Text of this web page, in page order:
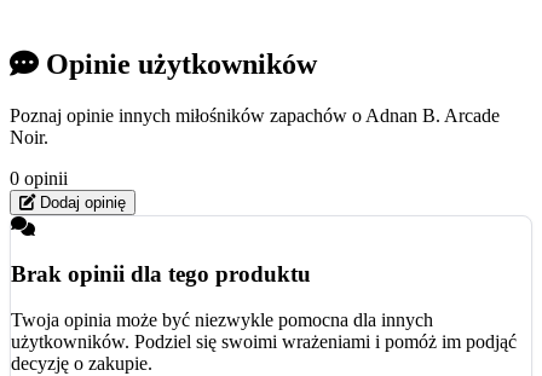
Opinie użytkowników
Poznaj opinie innych miłośników zapachów o Adnan B. Arcade
Noir.
0 opinii
Dodaj opinię
Brak opinii dla tego produktu
Twoja opinia może być niezwykle pomocna dla innych
użytkowników. Podziel się swoimi wrażeniami i pomóż im podjąć
decyzję o zakupie.